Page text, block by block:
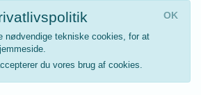
nødvendige tekniske cookies, for at
du vores brug af cookies.
OK